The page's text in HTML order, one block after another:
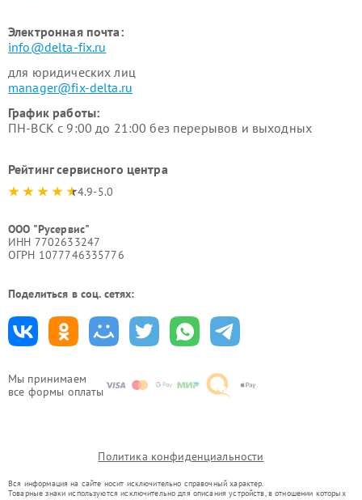
Мы принимаем
все формы оплаты
Электронная почта:
info@delta-fix.ru
для юридических лиц
manager@fix-delta.ru
График работы:
ПН-ВСК с 9:00 до 21:00 без перерывов и выходных
Рейтинг сервисного центра
4.9-5.0
ООО "Русервис"
ИНН 7702633247
ОГРН 1077746335776
Поделиться в соц. сетях:
Политика конфиденциальности
Вся информация на сайте носит исключительно справочный характер.
Товарные знаки используются исключительно для описания устройств, в отношении которых